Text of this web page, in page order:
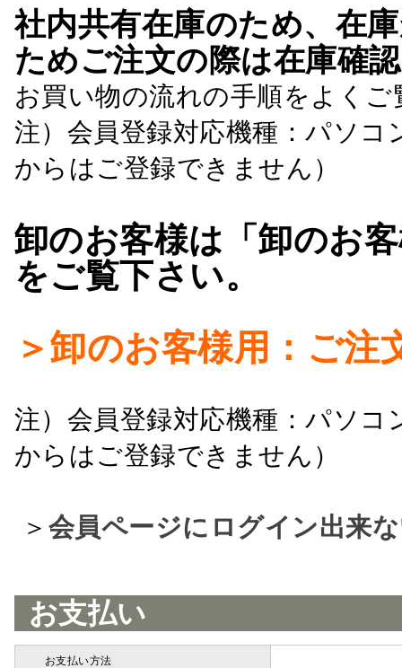
社内共有在庫のため、在
ためご注文の際は在庫確
お買い物の流れの手順をよくご
注）会員登録対応機種：パソ
からはご登録できません）
卸のお客様は「卸のお
をご覧下さい。
＞卸のお客様用：ご注
注）会員登録対応機種：パソ
からはご登録できません）
＞ 会員ページにログイン出来
お支払い
お支払い方法